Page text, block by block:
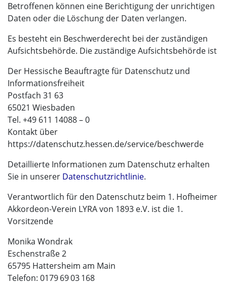
Betroffenen können eine Berichtigung der unrichtigen
Daten oder die Löschung der Daten verlangen.
Es besteht ein Beschwerderecht bei der zuständigen
Aufsichtsbehörde. Die zuständige Aufsichtsbehörde ist
Der Hessische Beauftragte für Datenschutz und
Informationsfreiheit
Postfach 31 63
65021 Wiesbaden
Tel. +49 611 14088 – 0
Kontakt über
https://datenschutz.hessen.de/service/beschwerde
Detaillierte Informationen zum Datenschutz erhalten
Sie in unserer Datenschutzrichtlinie.
Verantwortlich für den Datenschutz beim 1. Hofheimer
Akkordeon-Verein LYRA von 1893 e.V. ist die 1.
Vorsitzende
Monika Wondrak
Eschenstraße 2
65795 Hattersheim am Main
Telefon: 0179 69 03 168